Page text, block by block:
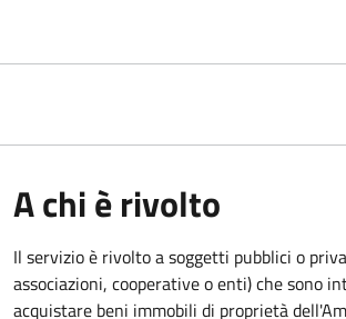
A chi è rivolto
Il servizio è rivolto a soggetti pubblici o
associazioni, cooperative o enti) che sono
acquistare beni immobili di proprietà